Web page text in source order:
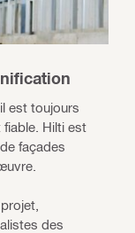
est toujours
Hilti est
façades
des